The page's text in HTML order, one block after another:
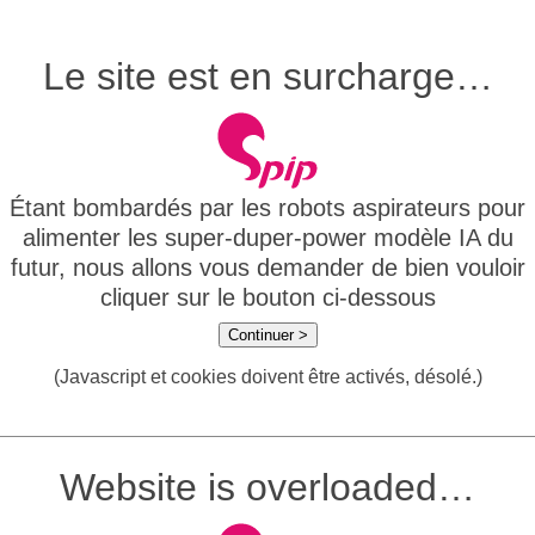
Le site est en surcharge…
Étant bombardés par les robots aspirateurs pour
alimenter les super-duper-power modèle IA du
futur, nous allons vous demander de bien vouloir
cliquer sur le bouton ci-dessous
Continuer >
(Javascript et cookies doivent être activés, désolé.)
Website is overloaded…